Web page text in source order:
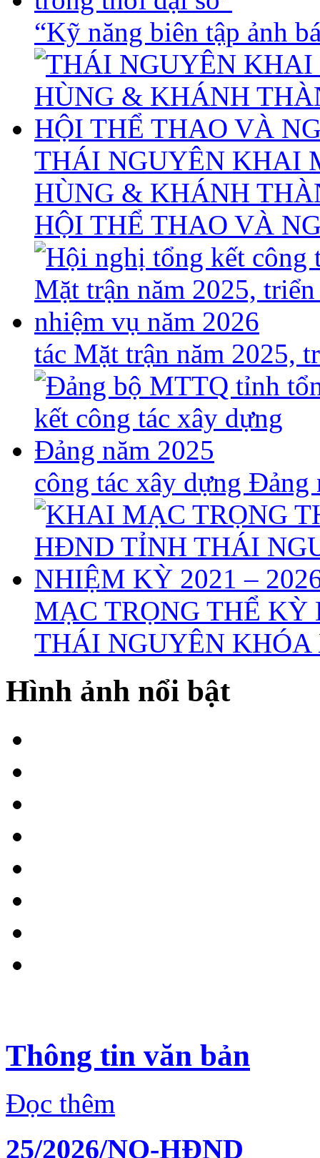
“Kỹ năng biên tập ảnh
THÁI NGUYÊN KHAI
HÙNG & KHÁNH
HỘI THỂ THAO VÀ
tác Mặt trận năm 2025,
công tác xây dựng Đảng
MẠC TRỌNG THỂ
THÁI NGUYÊN KHÓA
Hình ảnh nổi bật
Thông tin văn bản
Đọc thêm
25/2026/NQ-HĐND